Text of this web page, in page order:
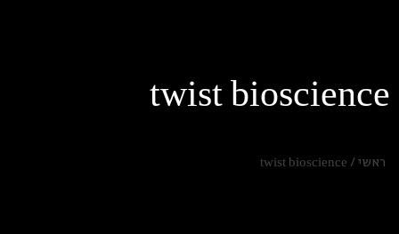
twist bioscience
ראשי/
twist bioscience